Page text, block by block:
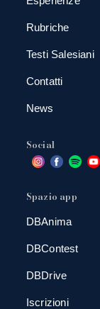
Rubriche
Testi Salesiani
Contatti
News
Social
Spazio app
DBAnima
DBContest
DBDrive
Iscrizioni